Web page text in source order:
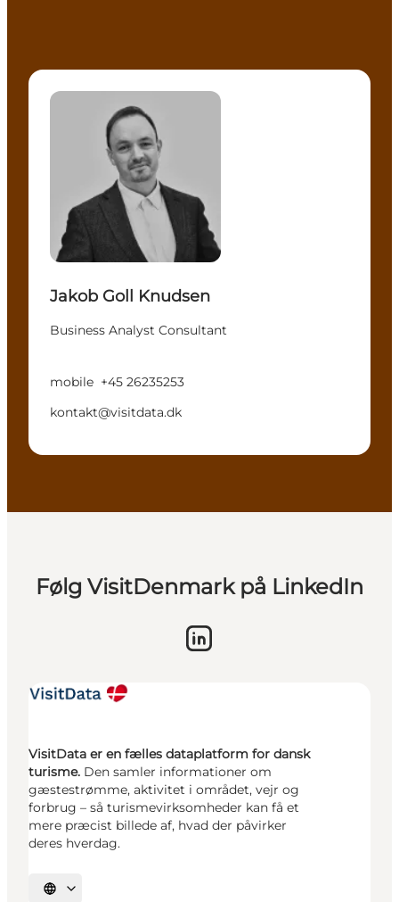
Jakob Goll Knudsen - Business Analyst Consultant
Jakob Goll Knudsen
Business Analyst Consultant
mobile +45 26235253
kontakt@visitdata.dk
Følg VisitDenmark på LinkedIn
VisitData er en fælles dataplatform for dansk
turisme. Den samler informationer om
gæstestrømme, aktivitet i området, vejr og
forbrug – så turismevirksomheder kan få et
mere præcist billede af, hvad der påvirker
deres hverdag.
Vælg sprog